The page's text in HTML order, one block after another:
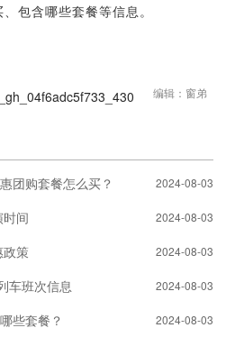
包含哪些套餐等信息。
编辑：窗弟
团购套餐怎么买？ 2024-08-03
间 2024-08-03
策 2024-08-03
车班次信息 2024-08-03
些套餐？ 2024-08-03